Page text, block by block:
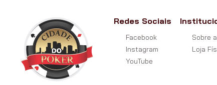
Redes Sociais
Facebook
Instagram
YouTube
Sobre
Loja